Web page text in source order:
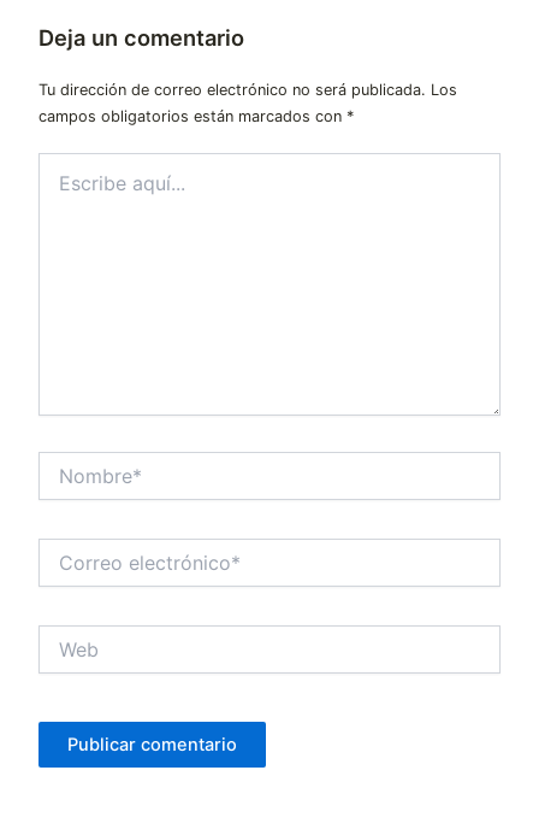
Deja un comentario
Tu dirección de correo electrónico no será publicada. Los
campos obligatorios están marcados con *
aquí...
electrónico*